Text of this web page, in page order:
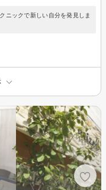
ニックで新しい自分を発見しま